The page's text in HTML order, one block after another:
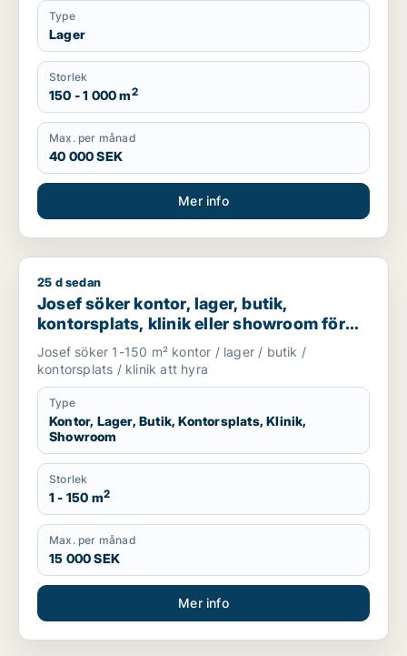
Type
Lager
Storlek
150 - 1 000 m2
Max. per månad
40 000 SEK
Mer info
Josef söker kontor, lager, butik, kontorsplats, klinik eller
25 d sedan
Josef söker kontor, lager, butik,
kontorsplats, klinik eller showroom för
uthyrning i Göteborg
Josef söker 1-150 m² kontor / lager / butik /
kontorsplats / klinik att hyra
Type
Kontor, Lager, Butik, Kontorsplats, Klinik,
Showroom
Storlek
1 - 150 m2
Max. per månad
15 000 SEK
Mer info